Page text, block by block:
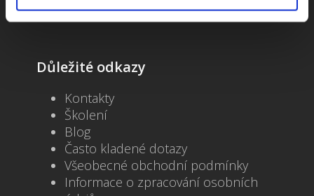
beck-online@beck.cz
Důležité odkazy
Kontakty
Školení
Blog
Často kladené dotazy
Všeobecné obchodní podmínky
Informace o zpracování osobních